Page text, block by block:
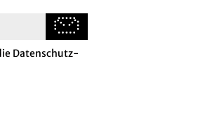
Datenschutz-